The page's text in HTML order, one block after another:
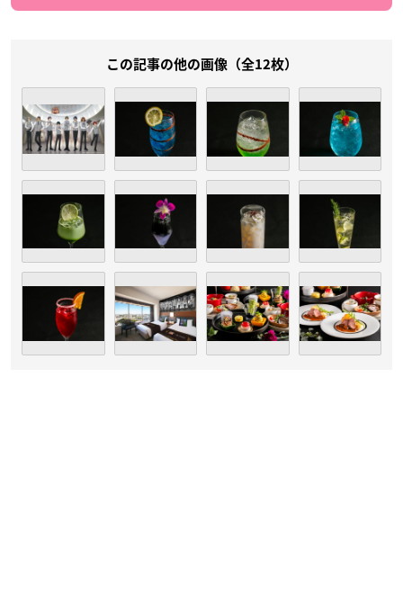
この記事の他の画像（全12枚）